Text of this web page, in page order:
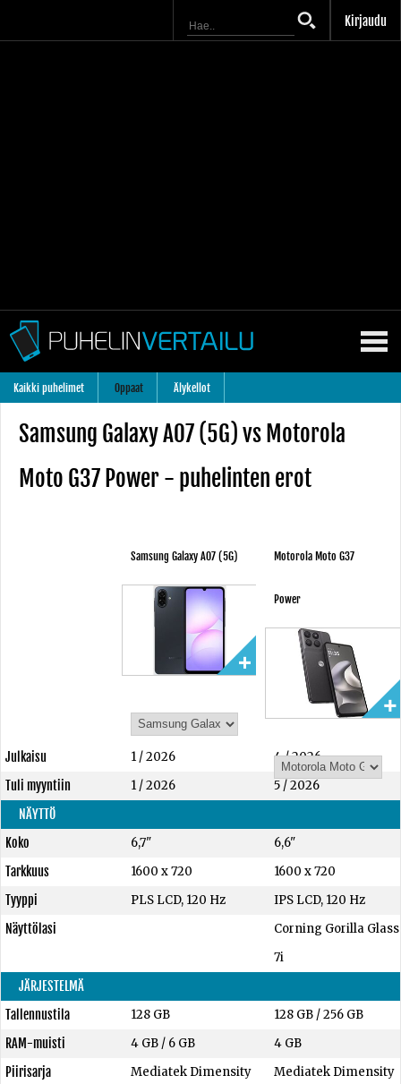
Kirjaudu
Kaikki puhelimet Oppaat Älykellot
Samsung Galaxy A07 (5G) vs Motorola
Moto G37 Power - puhelinten erot
Samsung Galaxy A07 (5G) Motorola Moto G37
Power
Julkaisu 1 / 2026
4 / 2026
Tuli myyntiin
1 / 2026
5 / 2026
NÄYTTÖ
Koko
6,7"
6,6"
Tarkkuus
1600 x 720
1600 x 720
Tyyppi
PLS LCD, 120 Hz
IPS LCD, 120 Hz
Näyttölasi
Corning Gorilla Glass
7i
JÄRJESTELMÄ
Tallennustila
128 GB 128 GB /256 GB
RAM-muisti
4 GB/ 6 GB
4 GB
Piirisarja
Mediatek Dimensity
Mediatek Dimensity